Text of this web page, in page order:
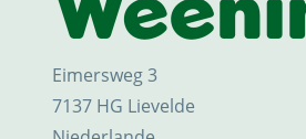
Eimersweg 3
7137 HG Lievelde